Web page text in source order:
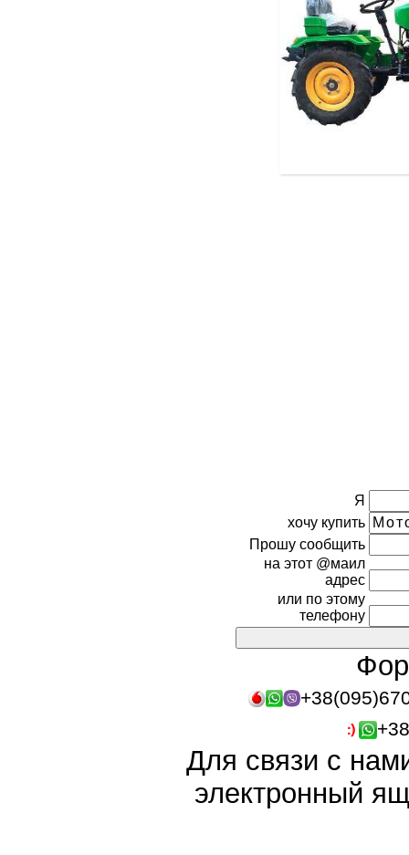
Я
хочу купить
Прошу сообщить
на этот @маил
адрес
или по этому
телефону
Для связи с
электронный